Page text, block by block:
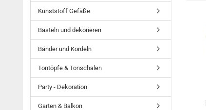
Kunststoff Gefäße
Basteln und dekorieren
Bänder und Kordeln
Tontöpfe & Tonschalen
Party - Dekoration
Garten & Balkon